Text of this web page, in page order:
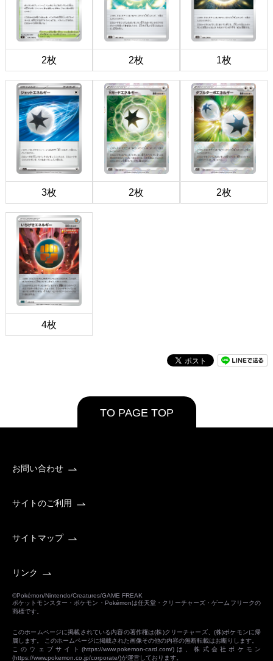
2枚 2枚 1枚
3枚 2枚 2枚
4枚
TO PAGE TOP
お問い合わせ
サイトのご利用
サイトマップ
リンク
©Pokémon/Nintendo/Creatures/GAME FREAK
ポケットモンスター・ポケモン・Pokémonは任天堂・クリーチャーズ・ゲームフリークの
商標です。
このホームページに掲載されている内容の著作権は(株)クリーチャーズ、(株)ポケモンに帰
属します。 このホームページに掲載された画像その他の内容の無断転載はお断りします。
このウェブサイト(https://www.pokemon-card.com/)は、株式会社ポケモン
(https://www.pokemon.co.jp/corporate/)が運営しております。